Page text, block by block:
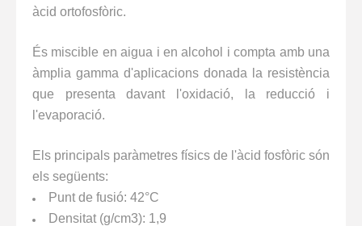
àcid ortofosfòric.
És miscible en aigua i en alcohol i compta amb una
àmplia gamma d'aplicacions donada la resistència
que presenta davant l'oxidació, la reducció i
l'evaporació.
Els principals paràmetres físics de l'àcid fosfòric són
els següents:
Punt de fusió: 42°C
Densitat (g/cm3): 1,9